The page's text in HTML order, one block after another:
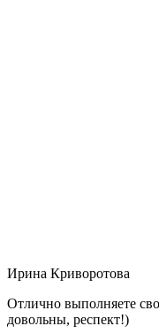
Ирина Криворотова
Отлично выполняете
довольны, респект!)